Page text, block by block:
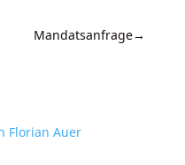
Insights
Mandatsanfrage→